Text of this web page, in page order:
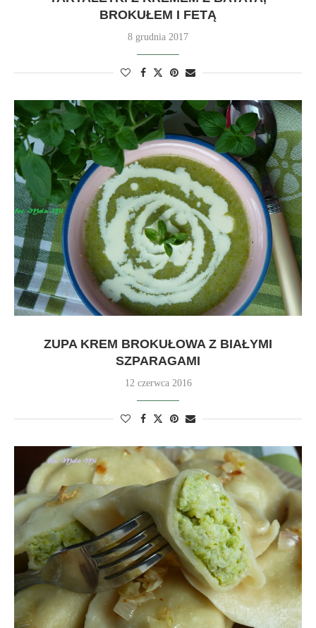
BROKUŁEM I FETĄ
8 grudnia 2017
ZUPA KREM BROKUŁOWA Z BIAŁYMI
SZPARAGAMI
12 czerwca 2016